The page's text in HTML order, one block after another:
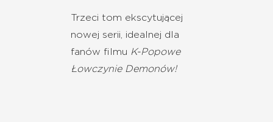
Trzeci tom ekscytującej
nowej serii, idealnej dla
fanów filmu K-Popowe
Łowczynie Demonów!